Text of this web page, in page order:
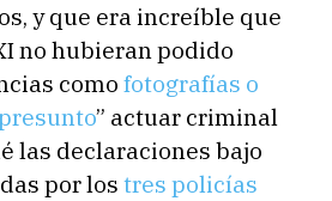
y que era increíble que
no hubieran podido
como fotografías o
” actuar criminal
las declaraciones bajo
por los tres policías